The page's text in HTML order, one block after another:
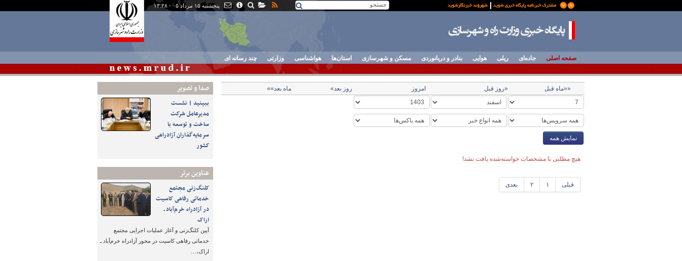
پنجشنبه ۱۵ مرداد ۰۵ - ۱۳:۲۸
صفحه اصلی جاده‌ای ریلی هوایی بنادر و دریانوردی مسکن و شهرسازی استان‌ها هواشناسی وزارتی چند رسانه ای
صدا و تصوير
ببینید | نشست
مدیرعامل شرکت
ساخت و توسعه با
سرمایه‌گذاران آزادراهی
کشور
عناوین برتر
کلنگ‌زنی مجتمع
خدماتی رفاهی کاسیت
در آزادراه خرم‌آباد ـ
اراک
آیین کلنگ‌زنی و آغاز عملیات اجرایی مجتمع
خدماتی رفاهی کاسیت در محور آزادراه خرم‌آباد ـ
اراک،…
««ماه قبل «روز قبل امروز روز بعد» ماه بعد»»
نمایش همه
هیچ مطلبی با مشخصات خواسته‌شده یافت نشد!
قبلی ۱ ۲ بعدی